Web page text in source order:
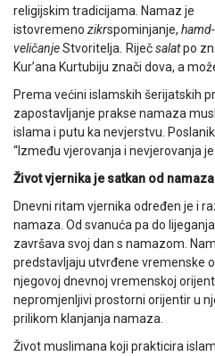
religijskim tradicijama. Namaz je
istovremeno zikrspominjanje,
veličanjeStvoritelja Riječsalatpo
Kur’ana Kurtubiju znači dova, a
Prema većini islamskih šerijatskih
zapostavljanje prakse namaza
islama i putu ka nevjerstvu.
“Između vjerovanja i nevjerovanja
Život vjernika je satkan od namaza
Dnevni ritam vjernika određen je i
namaza. Od svanuća pa do
završava svoj dan s namazom.
predstavljaju utvrđene vremenske
njegovoj dnevnoj vremenskoj
nepromjenljivi prostorni orijentir u
prilikom klanjanja namaza.
Život muslimana koji prakticira